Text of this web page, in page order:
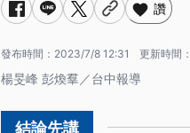
讚
發布時間： 2023/7/8 12:31 更新時間：
楊旻峰 彭煥羣／台中報導